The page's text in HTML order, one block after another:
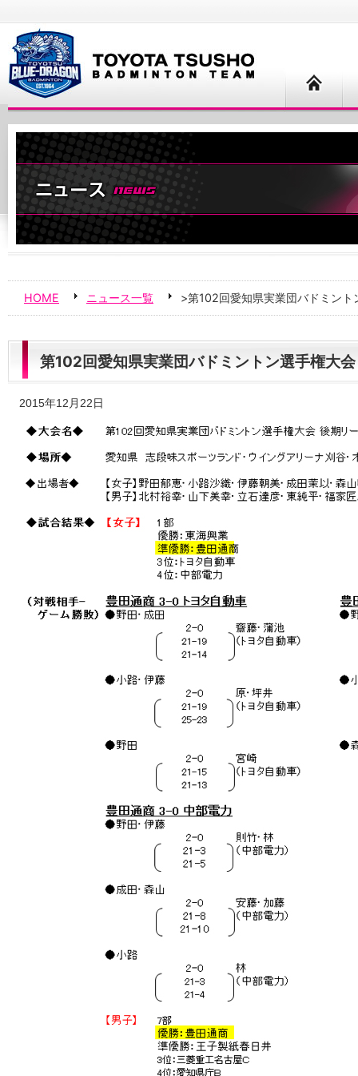
HOME ニュース一覧 >第102回愛知県実業団バドミン
第102回愛知県実業団バドミントン選手権大
2015年12月22日